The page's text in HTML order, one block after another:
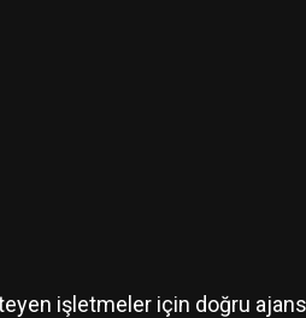
işletmeler için doğru